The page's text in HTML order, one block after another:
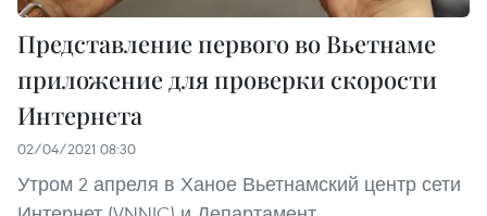
Представление первого во Вьетнаме
приложение для проверки скорости
Интернета
02/04/2021 08:30
Утром 2 апреля в Ханое Вьетнамский центр сети